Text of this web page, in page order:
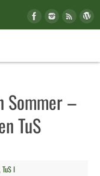
Sommer –
TuS
,TuS I